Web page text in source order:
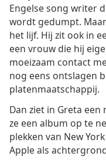
Engelse song writer
wordt gedumpt.
het lijf. Hij zit ook in
een vrouw die hij
moeizaam contact
nog eens ontslagen
platenmaatschappij.
Dan ziet in Greta
ze een album op te
plekken van New
Apple als